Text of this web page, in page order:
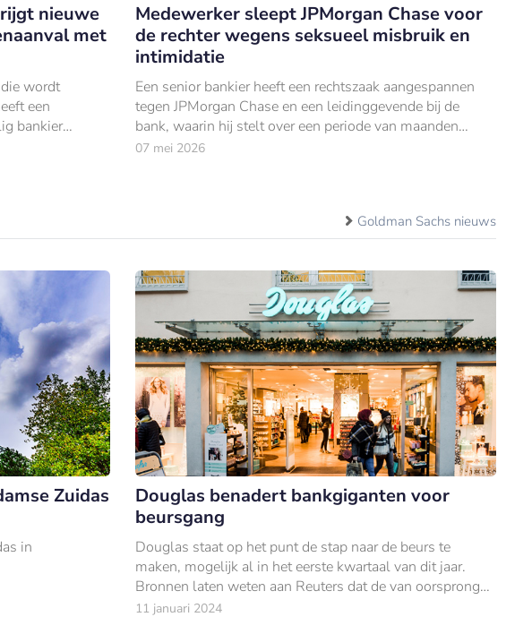
nieuwe
met
wordt
een
bankier
Medewerker sleept JPMorgan Chase voor
de rechter wegens seksueel misbruik en
intimidatie
Een senior bankier heeft een rechtszaak aangespannen
tegen JPMorgan Chase en een leidinggevende bij de
bank, waarin hij stelt over een periode van maanden
seksueel te zijn misbruikt en geïntimideerd
07 mei 2026
Goldman Sachs nieuws
Zuidas
in
Douglas benadert bankgiganten voor
beursgang
Douglas staat op het punt de stap naar de beurs te
maken, mogelijk al in het eerste kwartaal van dit jaar.
Bronnen laten weten aan Reuters dat de van oorsprong
Duitse parfumerieketen een waardering van €7 miljard
11 januari 2024